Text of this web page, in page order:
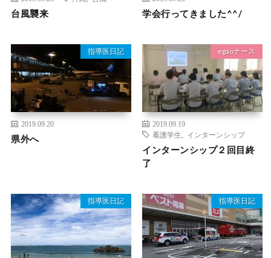
台風襲来 学会行ってきました^^/
指導医日記
2019.09.20
県外へ
egaoナース
2019.09.19
看護学生
インターンシップ
インターンシップ２回目終
了
指導医日記 指導医日記